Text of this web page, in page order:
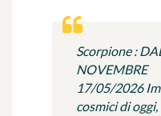
Scorpione :
NOVEMBRE
17/05/2026
cosmici di